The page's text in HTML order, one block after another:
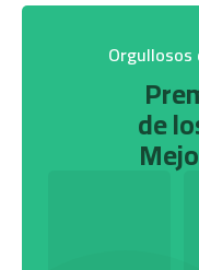
de